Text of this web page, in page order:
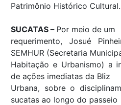
Patrimônio Histórico Cultural.
SUCATAS – Por meio de um
requerimento, Josué
SEMHUR (Secretaria
Habitação e Urbanismo) a
de ações imediatas da Bliz
Urbana, sobre o
sucatas ao longo do passeio